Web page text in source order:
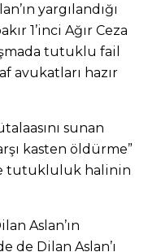
yargılandığı
1’inci Ağır Ceza
tutuklu fail
avukatları hazır
sunan
kasten öldürme”
tutukluluk halinin
Aslan’ın
de Dilan Aslan’ı